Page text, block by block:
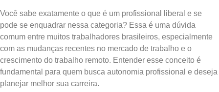
Você sabe exatamente o que é um profissional liberal e se
pode se enquadrar nessa categoria? Essa é uma dúvida
comum entre muitos trabalhadores brasileiros, especialmente
com as mudanças recentes no mercado de trabalho e o
crescimento do trabalho remoto. Entender esse conceito é
fundamental para quem busca autonomia profissional e deseja
planejar melhor sua carreira.